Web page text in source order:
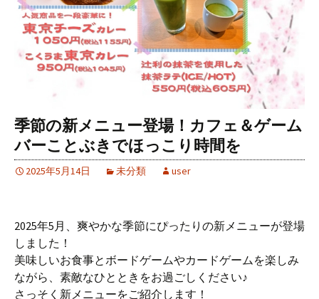
季節の新メニュー登場！カフェ＆ゲーム
バーことぶきでほっこり時間を
2025年5月14日 未分類 user
2025年5月、爽やかな季節にぴったりの新メニューが登場
しました！
美味しいお食事とボードゲームやカードゲームを楽しみ
ながら、素敵なひとときをお過ごしください♪
さっそく新メニューをご紹介します！